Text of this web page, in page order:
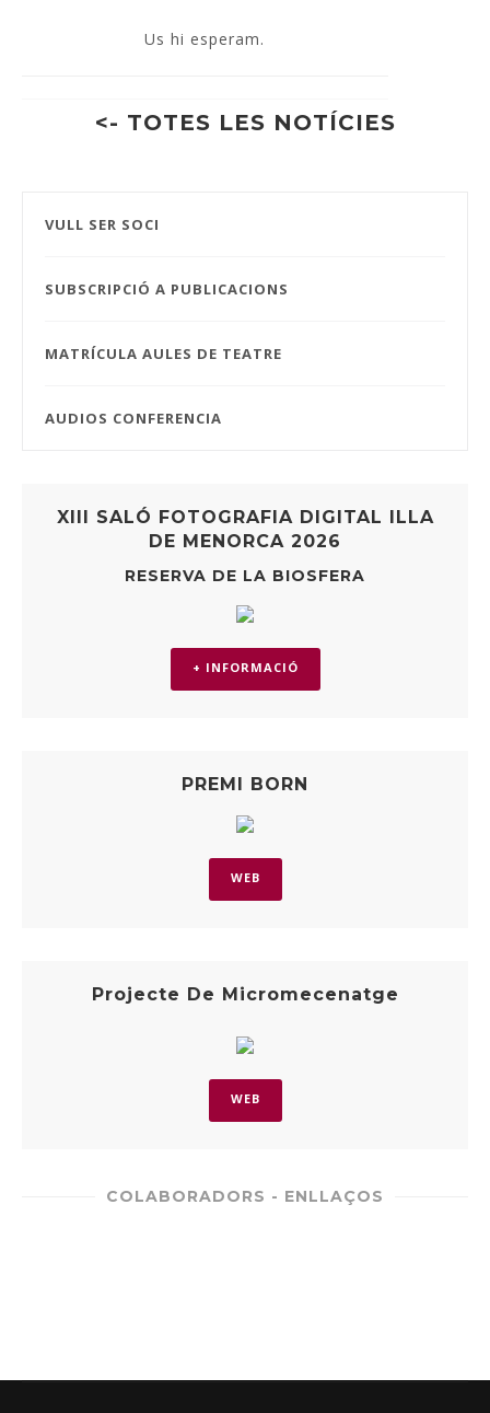
Us hi esperam.
<- TOTES LES NOTÍCIES
VULL SER SOCI
SUBSCRIPCIÓ A PUBLICACIONS
MATRÍCULA AULES DE TEATRE
AUDIOS CONFERENCIA
XIII SALÓ FOTOGRAFIA DIGITAL ILLA
DE MENORCA 2026
RESERVA DE LA BIOSFERA
+ INFORMACIÓ
PREMI BORN
WEB
Projecte De Micromecenatge
WEB
COLABORADORS - ENLLAÇOS